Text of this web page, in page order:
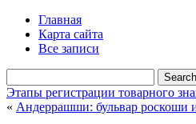
Главная
Карта сайта
Все записи
Этапы регистрации товарного
« Андеррашши: бульвар роскоши